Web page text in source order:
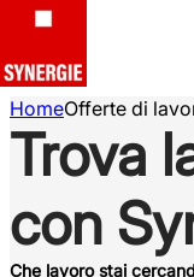
HomeOfferte di
Trova
con
Che lavoro stai